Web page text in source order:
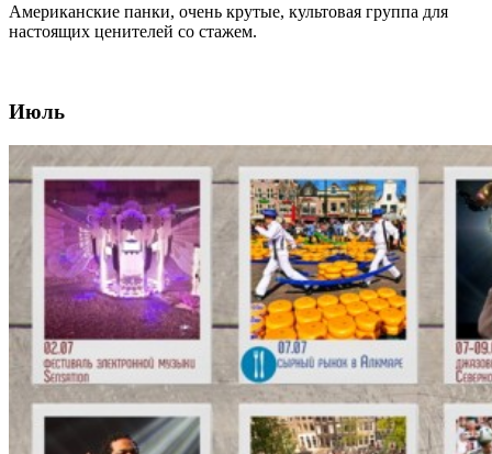
Американские панки, очень крутые, культовая группа для
настоящих ценителей со стажем.
Июль